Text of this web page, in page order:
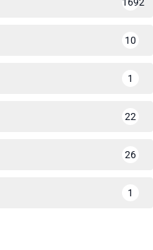
1692
10
1
22
26
1